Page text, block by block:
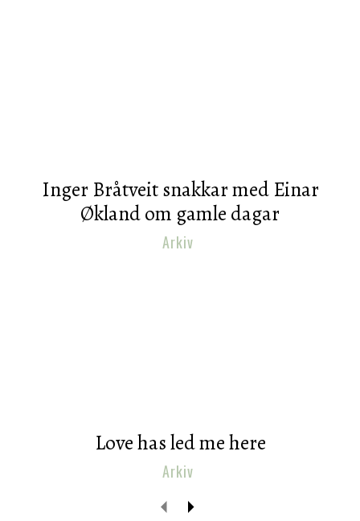
Inger Bråtveit snakkar med Einar
Økland om gamle dagar
Arkiv
Love has led me here
Arkiv